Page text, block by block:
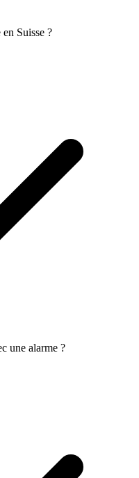
Suisse ?
une alarme ?